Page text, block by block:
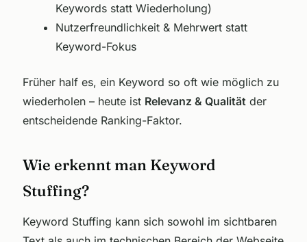
Keywords statt Wiederholung)
Nutzerfreundlichkeit & Mehrwert statt
Keyword-Fokus
Früher half es, ein Keyword so oft wie möglich zu
wiederholen – heute ist Relevanz & Qualität der
entscheidende Ranking-Faktor.
Wie erkennt man Keyword
Stuffing?
Keyword Stuffing kann sich sowohl im sichtbaren